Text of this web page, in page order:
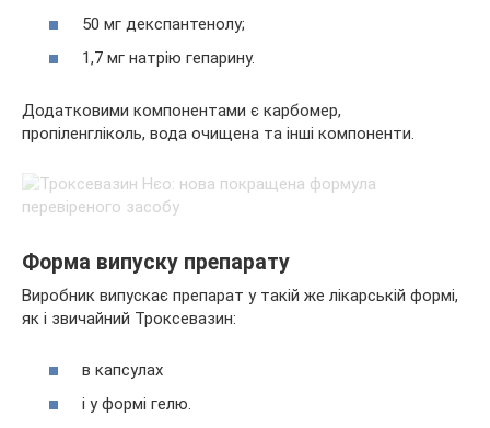
50 мг декспантенолу;
1,7 мг натрію гепарину.
Додатковими компонентами є карбомер,
пропіленгліколь, вода очищена та інші компоненти.
Форма випуску препарату
Виробник випускає препарат у такій же лікарській формі,
як і звичайний Троксевазин:
в капсулах
і у формі гелю.